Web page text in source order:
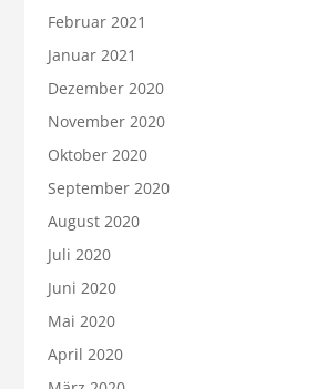
Februar 2021
Januar 2021
Dezember 2020
November 2020
Oktober 2020
September 2020
August 2020
Juli 2020
Juni 2020
Mai 2020
April 2020